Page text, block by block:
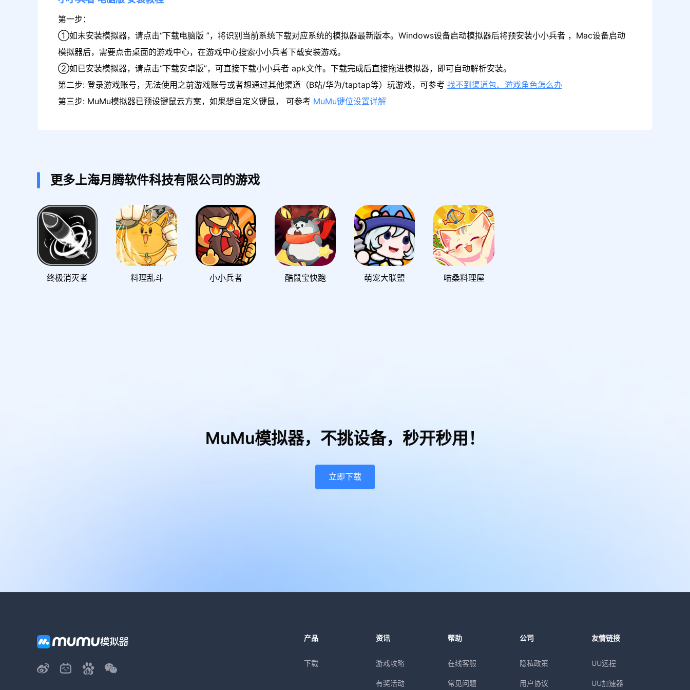
第一步：
①如未安装模拟器，请点击“下载电脑版 ”，将识别当前系统下载对应系统的模拟器最新版本。Windows设备启动模拟器后将预安装小小兵者 ，Mac设备启动
模拟器后，需要点击桌面的游戏中心，在游戏中心搜索小小兵者下载安装游戏。
②如已安装模拟器，请点击“下载安卓版”，可直接下载小小兵者 apk文件。下载完成后直接拖进模拟器，即可自动解析安装。
第二步: 登录游戏账号，无法使用之前游戏账号或者想通过其他渠道（B站/华为/taptap等）玩游戏，可参考 找不到渠道包、游戏角色怎么办
第三步: MuMu模拟器已预设键鼠云方案，如果想自定义键鼠， 可参考 MuMu键位设置详解
更多上海月腾软件科技有限公司的游戏
终极消灭者 料理乱斗 小小兵者 酷鼠宝快跑 萌宠大联盟 喵桑料理屋
MuMu模拟器， 不挑设备，秒开秒用！
立即下载
产品
下载
资讯
游戏攻略
有奖活动
帮助
在线客服
常见问题
公司
隐私政策
用户协议
友情链接
UU远程
UU加速器